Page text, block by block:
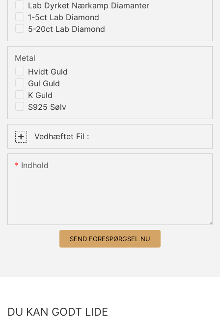
Lab Dyrket Nærkamp Diamanter
1-5ct Lab Diamond
5-20ct Lab Diamond
Hvidt Guld
Gul Guld
K Guld
S925 Sølv
Metal
Vedhæftet Fil :
Indhold
SEND FORESPØRGSEL NU
DU KAN GODT LIDE